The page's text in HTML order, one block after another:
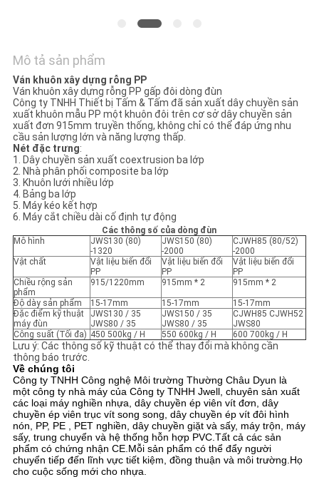
SƠ
ĐỒ
TRANG
WEB
PRIVACY
POLICY
Mô tả sản phẩm
Ván khuôn xây dựng rỗng PP
Ván khuôn xây dựng rỗng PP gấp đôi dòng đùn
Công ty TNHH Thiết bị Tấm & Tấm đã sản xuất dây chuyền sản
xuất khuôn mẫu PP một khuôn đôi trên cơ sở dây chuyền sản
xuất đơn 915mm truyền thống, không chỉ có thể đáp ứng nhu
cầu sản lượng lớn và năng lượng thấp.
Nét đặc trưng:
1. Dây chuyền sản xuất coextrusion ba lớp
2. Nhà phân phối composite ba lớp
3. Khuôn lưới nhiều lớp
4. Bảng ba lớp
5. Máy kéo kết hợp
6. Máy cắt chiều dài cố định tự động
Các thông số của dòng đùn
Mô hình
JWS130 (80)
-1320
JWS150 (80)
-2000
CJWH85 (80/52)
-2000
Vật chất
Vật liệu biến đổi
PP
Vật liệu biến đổi
PP
Vật liệu biến đổi
PP
Chiều rộng sản
phẩm
915/1220mm 915mm * 2 915mm * 2
Độ dày sản phẩm 15-17mm 15-17mm
15-17mm
Đặc điểm kỹ thuật
máy đùn
JWS130 / 35
JWS80 / 35
JWS150 / 35
JWS80 / 35
CJWH85 CJWH52
JWS80
Công suất (Tối đa) 450 500kg / H 550 600kg / H 600 700kg / H
Lưu ý: Các thông số kỹ thuật có thể thay đổi mà không cần
thông báo trước.
Về chúng tôi
Công ty TNHH Công nghệ Môi trường Thường Châu Dyun là
một công ty nhà máy của Công ty TNHH Jwell, chuyên sản xuất
các loại máy nghiền nhựa, dây chuyền ép viên vít đơn, dây
chuyền ép viên trục vít song song, dây chuyền ép vít đôi hình
nón, PP, PE , PET nghiền, dây chuyền giặt và sấy, máy trộn, máy
sấy, trung chuyển và hệ thống hỗn hợp PVC.Tất cả các sản
phẩm có chứng nhận CE.Mỗi sản phẩm có thể đẩy người
chuyển tiếp đến lĩnh vực tiết kiệm, đồng thuận và môi trường.Họ
cho cuộc sống mới cho nhựa.